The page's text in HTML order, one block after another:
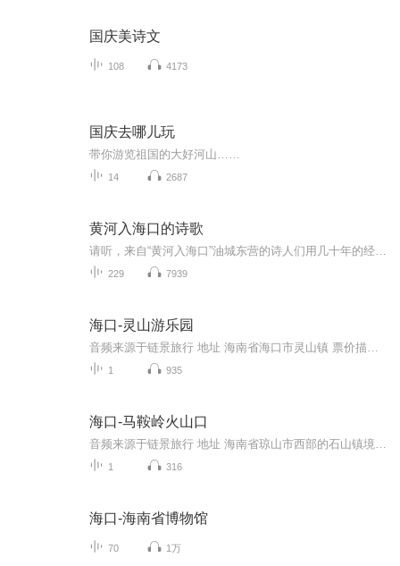
国庆美诗文
108 4173
国庆去哪儿玩
带你游览祖国的大好河山……
14 2687
黄河入海口的诗歌
229 7939
海口-灵山游乐园
1 935
海口-马鞍岭火山口
1 316
海口-海南省博物馆
70 1万